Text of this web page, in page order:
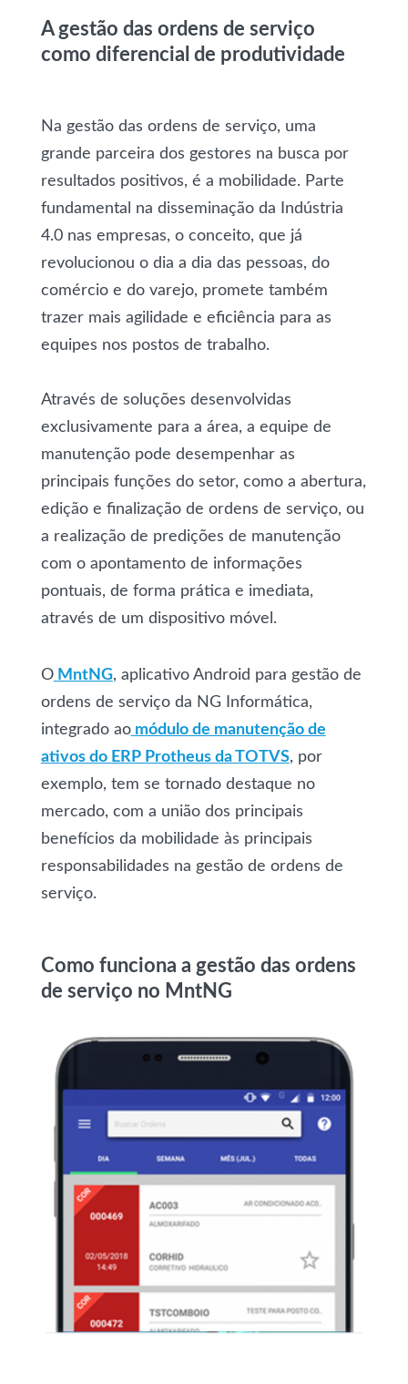
A gestão das ordens de serviço
como diferencial de produtividade
Na gestão das ordens de serviço, uma
grande parceira dos gestores na busca por
resultados positivos, é a mobilidade. Parte
fundamental na disseminação da Indústria
4.0 nas empresas, o conceito, que já
revolucionou o dia a dia das pessoas, do
comércio e do varejo, promete também
trazer mais agilidade e eficiência para as
equipes nos postos de trabalho.
Através de soluções desenvolvidas
exclusivamente para a área, a equipe de
manutenção pode desempenhar as
principais funções do setor, como a abertura,
edição e finalização de ordens de serviço, ou
a realização de predições de manutenção
com o apontamento de informações
pontuais, de forma prática e imediata,
através de um dispositivo móvel.
O MntNG, aplicativo Android para gestão de
ordens de serviço da NG Informática,
integrado ao módulo de manutenção de
ativos do ERP Protheus da TOTVS, por
exemplo, tem se tornado destaque no
mercado, com a união dos principais
benefícios da mobilidade às principais
responsabilidades na gestão de ordens de
serviço.
Como funciona a gestão das ordens
de serviço no MntNG